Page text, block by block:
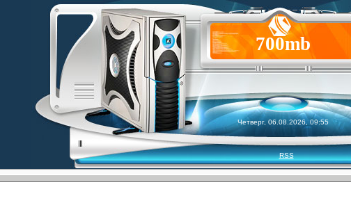
700mb
Четверг, 06.08.2026, 09:55
RSS